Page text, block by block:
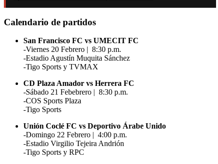
Calendario de partidos
San Francisco FC vs UMECIT FC
-Viernes 20 Febrero | 8:30 p.m.
-Estadio Agustín Muquita Sánchez
-Tigo Sports y TVMAX
CD Plaza Amador vs Herrera FC
-Sábado 21 Febebrero | 8:30 p.m.
-COS Sports Plaza
-Tigo Sports
Unión Coclé FC vs Deportivo Árabe Unido
-Domingo 22 Febrero | 4:00 p.m.
-Estadio Virgilio Tejeira Andrión
-Tigo Sports y RPC